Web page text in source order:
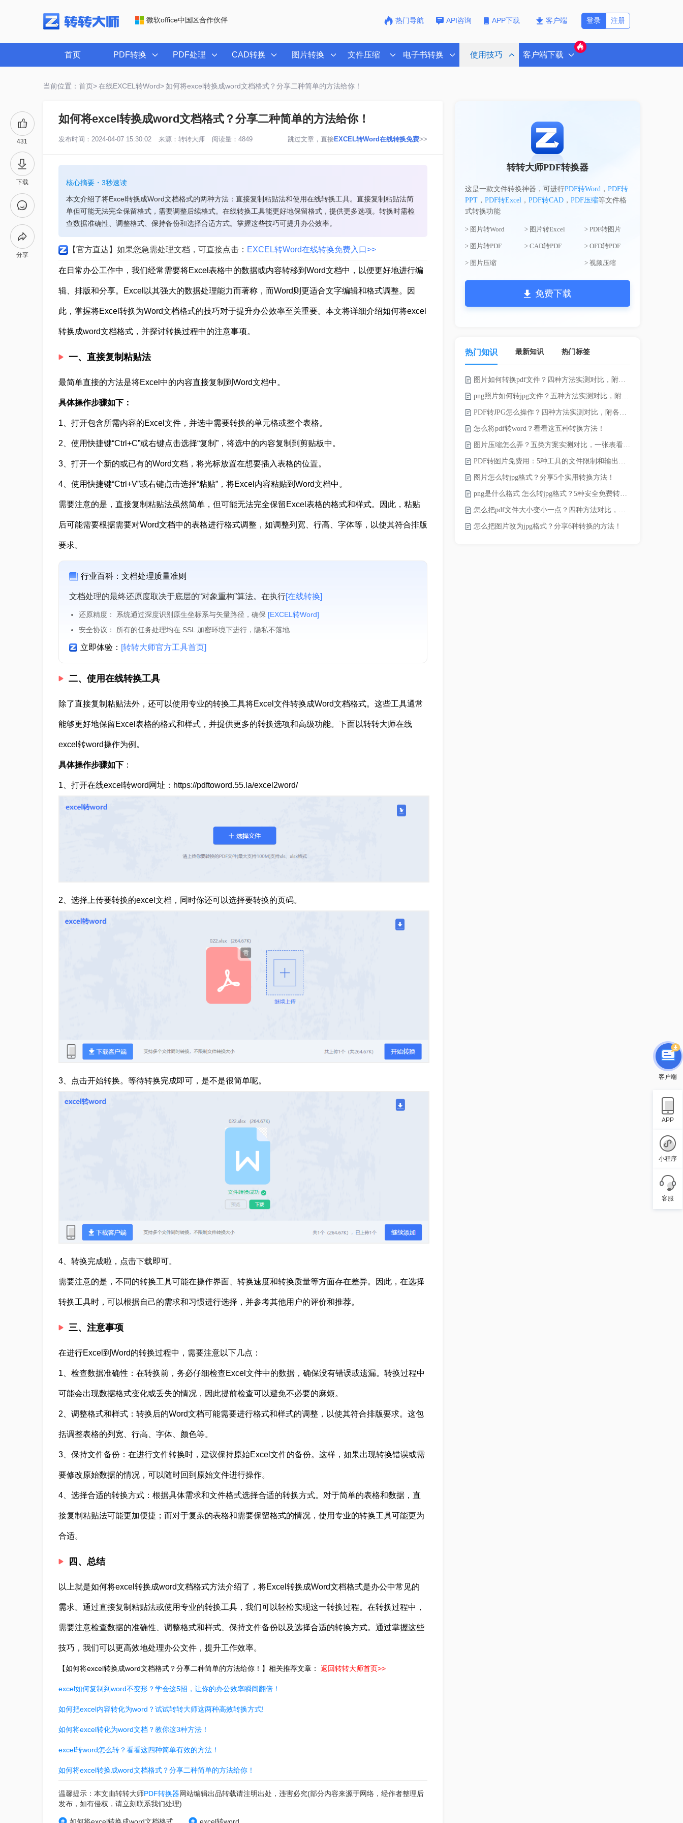
微软office中国区合作伙伴 热门导航 API咨询 APP下载 客户端 注册
登录
首页 PDF转换 PDF处理 CAD转换 图片转换 文件压缩 电子书转换 使用技巧 客户端下载
当前位置：首页> 在线EXCEL转Word> 如何将excel转换成word文档格式？分享二种简单的方法给你！
431
下载
分享
如何将excel转换成word文档格式？分享二种简单的方法给你！
发布时间：2024-04-07 15:30:02 来源： 转转大师 阅读量：4849 跳过文章，直接EXCEL转Word在线转换免费>>
核心摘要・3秒速读
本文介绍了将Excel转换成Word文档格式的两种方法：直接复制粘贴法和使用在线转换工具。直接复制粘贴法简
单但可能无法完全保留格式，需要调整后续格式。在线转换工具能更好地保留格式，提供更多选项。转换时需检
查数据准确性、调整格式、保持备份和选择合适方式。掌握这些技巧可提升办公效率。
【官方直达】如果您急需处理文档，可直接点击： EXCEL转Word在线转换免费入口>>
在日常办公工作中，我们经常需要将Excel表格中的数据或内容转移到Word文档中，以便更好地进行编
辑、排版和分享。Excel以其强大的数据处理能力而著称，而Word则更适合文字编辑和格式调整。因
此，掌握将Excel转换为Word文档格式的技巧对于提升办公效率至关重要。本文将详细介绍如何将excel
转换成word文档格式，并探讨转换过程中的注意事项。
一、直接复制粘贴法
最简单直接的方法是将Excel中的内容直接复制到Word文档中。
具体操作步骤如下：
1、打开包含所需内容的Excel文件，并选中需要转换的单元格或整个表格。
2、使用快捷键“Ctrl+C”或右键点击选择“复制”，将选中的内容复制到剪贴板中。
3、打开一个新的或已有的Word文档，将光标放置在想要插入表格的位置。
4、使用快捷键“Ctrl+V”或右键点击选择“粘贴”，将Excel内容粘贴到Word文档中。
需要注意的是，直接复制粘贴法虽然简单，但可能无法完全保留Excel表格的格式和样式。因此，粘贴
后可能需要根据需要对Word文档中的表格进行格式调整，如调整列宽、行高、字体等，以使其符合排版
要求。
行业百科：文档处理质量准则
文档处理的最终还原度取决于底层的“对象重构”算法。在执行[在线转换]
还原精度： 系统通过深度识别原生坐标系与矢量路径，确保 [EXCEL转Word]
安全协议： 所有的任务处理均在 SSL 加密环境下进行，隐私不落地
立即体验： [转转大师官方工具首页]
二、使用在线转换工具
除了直接复制粘贴法外，还可以使用专业的转换工具将Excel文件转换成Word文档格式。这些工具通常
能够更好地保留Excel表格的格式和样式，并提供更多的转换选项和高级功能。下面以转转大师在线
excel转word操作为例。
具体操作步骤如下：
1、打开在线excel转word网址：https://pdftoword.55.la/excel2word/
2、选择上传要转换的excel文档，同时你还可以选择要转换的页码。
3、点击开始转换。等待转换完成即可，是不是很简单呢。
4、转换完成啦，点击下载即可。
需要注意的是，不同的转换工具可能在操作界面、转换速度和转换质量等方面存在差异。因此，在选择
转换工具时，可以根据自己的需求和习惯进行选择，并参考其他用户的评价和推荐。
三、注意事项
在进行Excel到Word的转换过程中，需要注意以下几点：
1、检查数据准确性：在转换前，务必仔细检查Excel文件中的数据，确保没有错误或遗漏。转换过程中
可能会出现数据格式变化或丢失的情况，因此提前检查可以避免不必要的麻烦。
2、调整格式和样式：转换后的Word文档可能需要进行格式和样式的调整，以使其符合排版要求。这包
括调整表格的列宽、行高、字体、颜色等。
3、保持文件备份：在进行文件转换时，建议保持原始Excel文件的备份。这样，如果出现转换错误或需
要修改原始数据的情况，可以随时回到原始文件进行操作。
4、选择合适的转换方式：根据具体需求和文件格式选择合适的转换方式。对于简单的表格和数据，直
接复制粘贴法可能更加便捷；而对于复杂的表格和需要保留格式的情况，使用专业的转换工具可能更为
合适。
四、总结
以上就是如何将excel转换成word文档格式方法介绍了，将Excel转换成Word文档格式是办公中常见的
需求。通过直接复制粘贴法或使用专业的转换工具，我们可以轻松实现这一转换过程。在转换过程中，
需要注意检查数据的准确性、调整格式和样式、保持文件备份以及选择合适的转换方式。通过掌握这些
技巧，我们可以更高效地处理办公文件，提升工作效率。
【如何将excel转换成word文档格式？分享二种简单的方法给你！】相关推荐文章： 返回转转大师首页>>
excel如何复制到word不变形？学会这5招，让你的办公效率瞬间翻倍！
如何把excel内容转化为word？试试转转大师这两种高效转换方式!
如何将excel转化为word文档？教你这3种方法！
excel转word怎么转？看看这四种简单有效的方法！
如何将excel转换成word文档格式？分享二种简单的方法给你！
温馨提示：本文由转转大师PDF转换器网站编辑出品转载请注明出处，违害必究(部分内容来源于网络，经作者整理后
发布，如有侵权，请立刻联系我们处理)
转转大师PDF转换器
这是一款文件转换神器，可进行PDF转Word， PDF转
PPT， PDF转Excel， PDF转CAD， PDF压缩等文件格
式转换功能
> 图片转Word > 图片转Excel > PDF转图片
> 图片转PDF > CAD转PDF > OFD转PDF
> 图片压缩 > 视频压缩
免费下载
热门知识 最新知识 热门标签
图片如何转换pdf文件？四种方法实测对比，附各场景最优选！
png照片如何转jpg文件？五种方法实测对比，附各场景最优选!！
PDF转JPG怎么操作？四种方法实测对比，附各场景最优选！
怎么将pdf转word？看看这五种转换方法！
图片压缩怎么弄？五类方案实测对比，一张表看懂怎么选！
PDF转图片免费用：5种工具的文件限制和输出质量对比！
图片怎么转jpg格式？分享5个实用转换方法！
png是什么格式 怎么转jpg格式？5种安全免费转换方法全解析！
怎么把pdf文件大小变小一点？四种方法对比，一看就懂！
怎么把图片改为jpg格式？分享6种转换的方法！
客户端
APP
小程序
客服